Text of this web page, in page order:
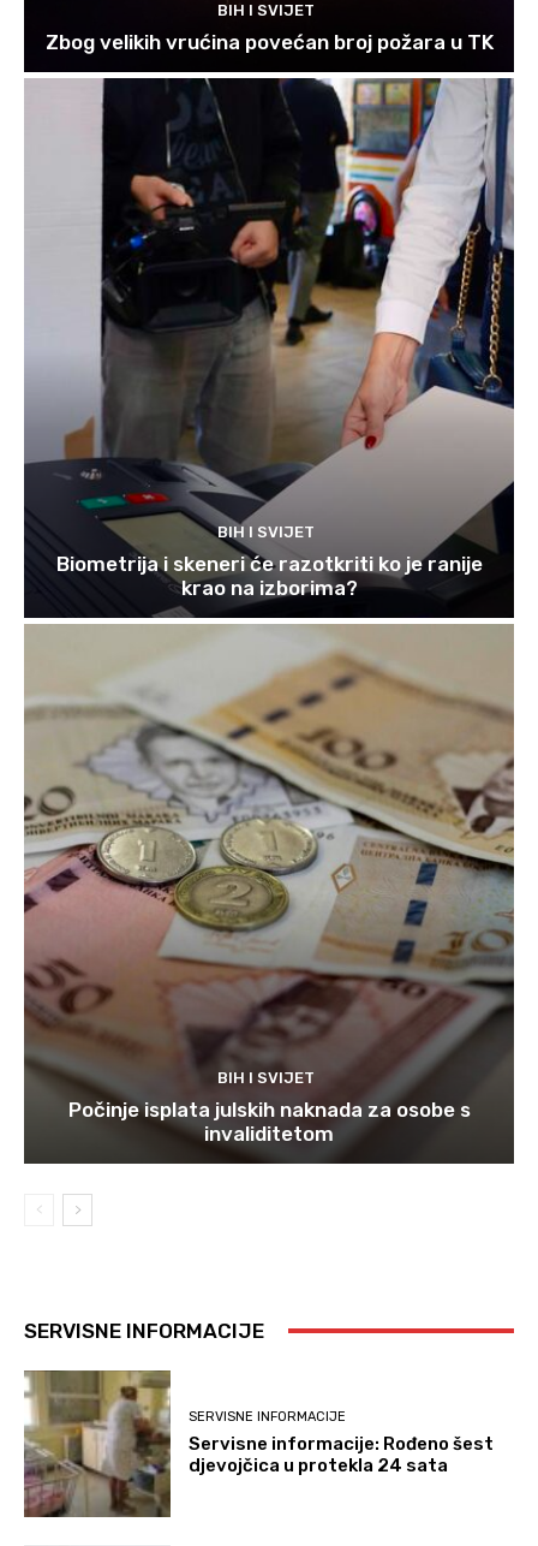
BIH I SVIJET
Zbog velikih vrućina povećan broj požara u TK
BIH I SVIJET
Biometrija i skeneri će razotkriti ko je ranije
krao na izborima?
BIH I SVIJET
Počinje isplata julskih naknada za osobe s
invaliditetom
SERVISNE INFORMACIJE
SERVISNE INFORMACIJE
Servisne informacije: Rođeno šest
djevojčica u protekla 24 sata